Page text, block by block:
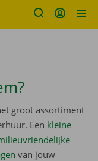
groot assortiment
Een kleine
van jouw